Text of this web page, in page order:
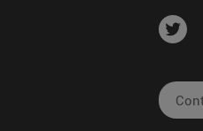
en nueva ventana)
nueva ventana) ....